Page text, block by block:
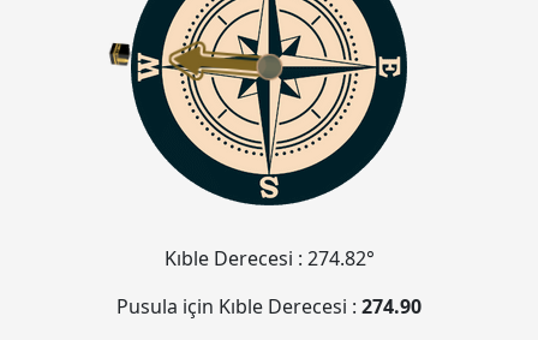
Kıble Derecesi : 274.82°
Pusula için Kıble Derecesi : 274.90